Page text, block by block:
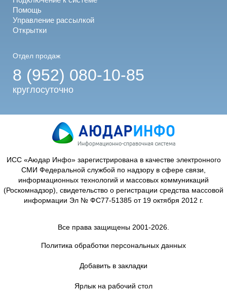
Помощь
Управление рассылкой
Открытки
Отдел продаж
8 (952) 080-10-85
круглосуточно
ИСС «Аюдар Инфо» зарегистрирована в качестве электронного
СМИ Федеральной службой по надзору в сфере связи,
информационных технологий и массовых коммуникаций
(Роскомнадзор), свидетельство о регистрации средства массовой
информации Эл № ФС77-51385 от 19 октября 2012 г.
Все права защищены 2001-2026.
Политика обработки персональных данных
Добавить в закладки
Ярлык на рабочий стол